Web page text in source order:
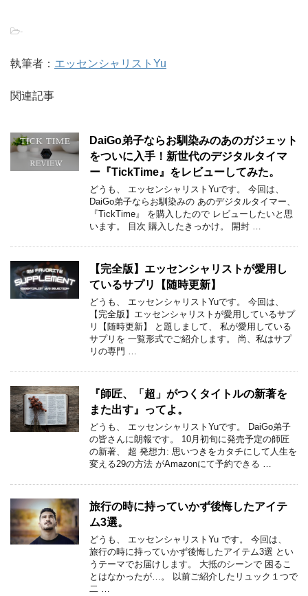
-
執筆者： エッセンシャリストYu
関連記事
DaiGo弟子ならお馴染みのあのガジェット
をついに入手！新世代のデジタルタイマ
ー『TickTime』をレビューしてみた。
どうも、 エッセンシャリストYuです。 今回は、
DaiGo弟子ならお馴染みの あのデジタルタイマー、
『TickTime』 を購入したので レビューしたいと思
います。 目次 購入したきっかけ。 開封 …
【完全版】エッセンシャリストが愛用し
ているサプリ【随時更新】
どうも、 エッセンシャリストYuです。 今回は、
【完全版】エッセンシャリストが愛用しているサプ
リ【随時更新】 と題しまして、 私が愛用している
サプリを 一覧形式でご紹介します。 尚、私はサプ
リの専門 …
『師匠、「超」がつくタイトルの新著を
また出す』ってよ。
どうも、 エッセンシャリストYuです。 DaiGo弟子
の皆さんに朗報です。 10月初旬に発売予定の師匠
の新著、 超 発想力: 思いつきをカタチにして人生を
変える29の方法 がAmazonにて予約できる …
旅行の時に持っていかず後悔したアイテ
ム3選。
どうも、 エッセンシャリストYu です。 今回は、
旅行の時に持っていかず後悔したアイテム3選 とい
うテーマでお届けします。 大抵のシーンで 困るこ
とはなかったが…。 以前ご紹介したリュック１つで
二 …